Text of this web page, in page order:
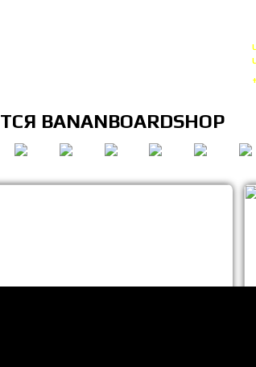
BANANBOARDSHOP
из всего ассортимента. Добро пожаловать в